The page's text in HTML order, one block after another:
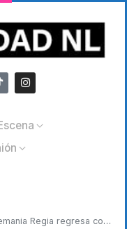
Regia regresa con muchas sorpresas